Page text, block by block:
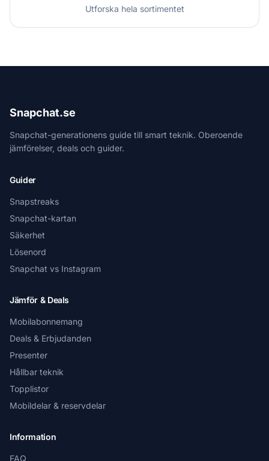
Utforska hela sortimentet
Snapchat.se
Snapchat-generationens guide till smart teknik. Oberoende
jämförelser, deals och guider.
Guider
Snapstreaks
Snapchat-kartan
Säkerhet
Lösenord
Snapchat vs Instagram
Jämför & Deals
Mobilabonnemang
Deals & Erbjudanden
Presenter
Hållbar teknik
Topplistor
Mobildelar & reservdelar
Information
FAQ